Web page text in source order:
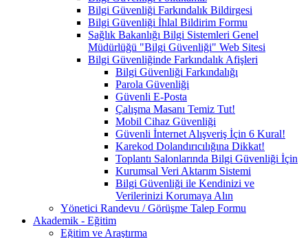
Bilgi Güvenliği Farkındalık Bildirgesi
Bilgi Güvenliği İhlal Bildirim Formu
Sağlık Bakanlığı Bilgi Sistemleri Genel
Müdürlüğü "Bilgi Güvenliği" Web Sitesi
Bilgi Güvenliğinde Farkındalık Afişleri
Bilgi Güvenliği Farkındalığı
Parola Güvenliği
Güvenli E-Posta
Çalışma Masanı Temiz Tut!
Mobil Cihaz Güvenliği
Güvenli İnternet Alışveriş İçin 6 Kural!
Karekod Dolandırıcılığına Dikkat!
Toplantı Salonlarında Bilgi Güvenliği İçin
Kurumsal Veri Aktarım Sistemi
Bilgi Güvenliği ile Kendinizi ve
Verilerinizi Korumaya Alın
Yönetici Randevu / Görüşme Talep Formu
Akademik - Eğitim
Eğitim ve Araştırma